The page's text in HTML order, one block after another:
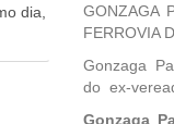
dia,
GONZAGA
FERROVIA
Gonzaga
do ex-
Gonzaga